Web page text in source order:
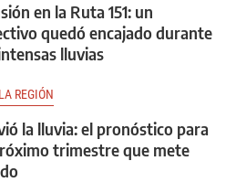
en la Ruta 151: un
quedó encajado durante
lluvias
REGIÓN
la lluvia: el pronóstico para
trimestre que mete